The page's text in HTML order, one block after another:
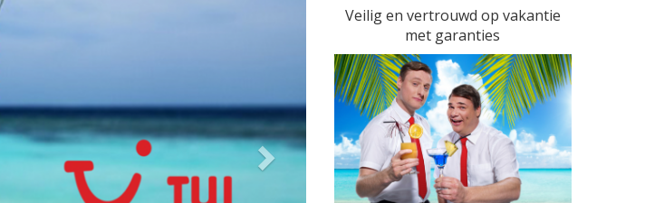
Veilig en vertrouwd op vakantie
met garanties